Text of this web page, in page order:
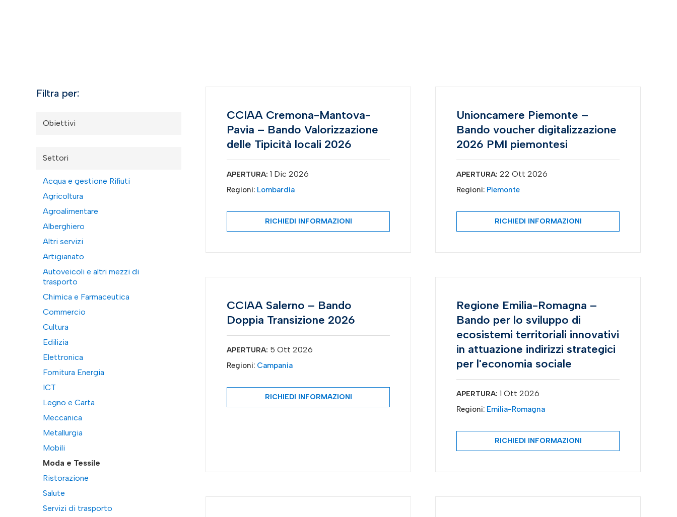
Filtra per:
Obiettivi
Settori
Acqua e gestione Rifiuti
Agricoltura
Agroalimentare
Alberghiero
Altri servizi
Artigianato
Autoveicoli e altri mezzi di
trasporto
Chimica e Farmaceutica
Commercio
Cultura
Edilizia
Elettronica
Fornitura Energia
ICT
Legno e Carta
Meccanica
Metallurgia
Mobili
Moda e Tessile
Ristorazione
Salute
Servizi di trasporto
CCIAA Cremona-Mantova-
Pavia – Bando Valorizzazione
delle Tipicità locali 2026
APERTURA: 1 Dic 2026
Regioni: Lombardia
RICHIEDI INFORMAZIONI
Unioncamere Piemonte –
Bando voucher digitalizzazione
2026 PMI piemontesi
APERTURA: 22 Ott 2026
Regioni: Piemonte
RICHIEDI INFORMAZIONI
CCIAA Salerno – Bando
Doppia Transizione 2026
APERTURA: 5 Ott 2026
Regioni: Campania
RICHIEDI INFORMAZIONI
Regione Emilia-Romagna –
Bando per lo sviluppo di
ecosistemi territoriali innovativi
in attuazione indirizzi strategici
per l'economia sociale
APERTURA: 1 Ott 2026
Regioni: Emilia-Romagna
RICHIEDI INFORMAZIONI